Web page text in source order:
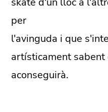
per
l'avinguda i que
artísticament sabent
aconseguirà.